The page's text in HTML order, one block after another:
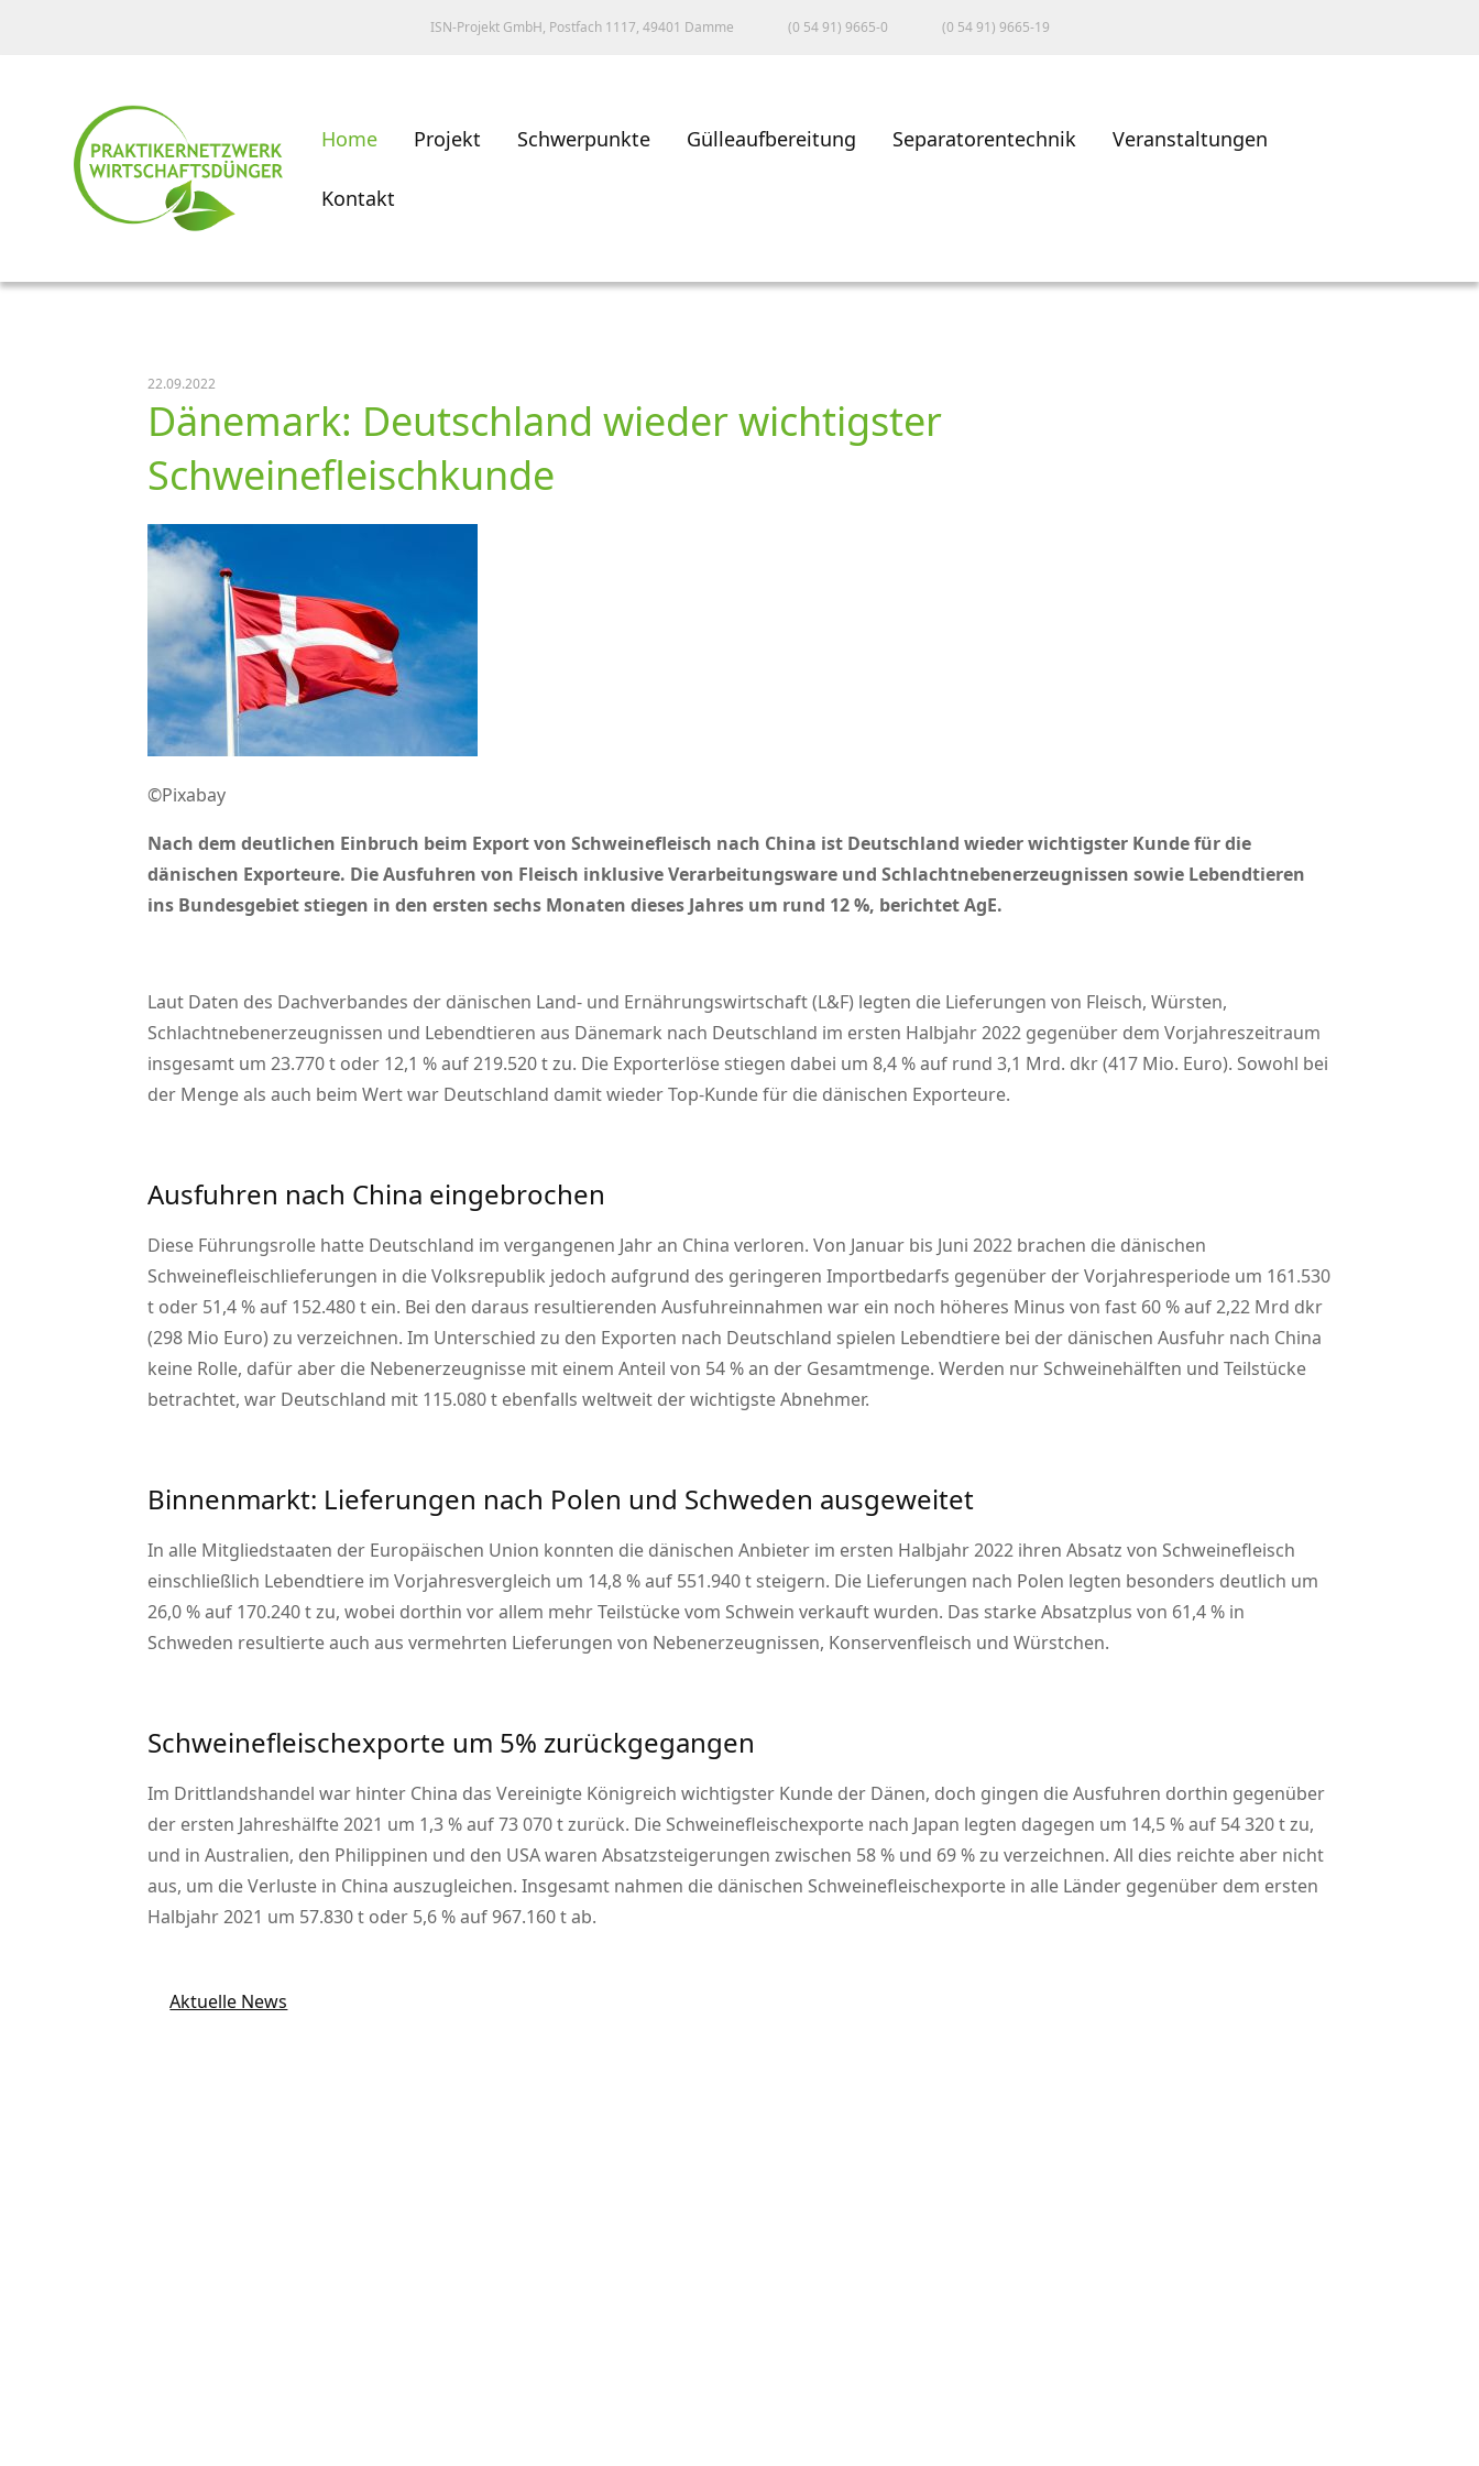
ISN-Projekt GmbH, Postfach 1117, 49401 Damme (0 54 91) 9665-0 (0 54 91) 9665-19
Home Projekt Schwerpunkte Gülleaufbereitung Separatorentechnik Veranstaltungen
Kontakt
22.09.2022
Dänemark: Deutschland wieder wichtigster
Schweinefleischkunde
©Pixabay
Nach dem deutlichen Einbruch beim Export von Schweinefleisch nach China ist Deutschland wieder wichtigster Kunde für die
dänischen Exporteure. Die Ausfuhren von Fleisch inklusive Verarbeitungsware und Schlachtnebenerzeugnissen sowie Lebendtieren
ins Bundesgebiet stiegen in den ersten sechs Monaten dieses Jahres um rund 12 %, berichtet AgE.
Laut Daten des Dachverbandes der dänischen Land- und Ernährungswirtschaft (L&F) legten die Lieferungen von Fleisch, Würsten,
Schlachtnebenerzeugnissen und Lebendtieren aus Dänemark nach Deutschland im ersten Halbjahr 2022 gegenüber dem Vorjahreszeitraum
insgesamt um 23.770 t oder 12,1 % auf 219.520 t zu. Die Exporterlöse stiegen dabei um 8,4 % auf rund 3,1 Mrd. dkr (417 Mio. Euro). Sowohl bei
der Menge als auch beim Wert war Deutschland damit wieder Top-Kunde für die dänischen Exporteure.
Ausfuhren nach China eingebrochen
Diese Führungsrolle hatte Deutschland im vergangenen Jahr an China verloren. Von Januar bis Juni 2022 brachen die dänischen
Schweinefleischlieferungen in die Volksrepublik jedoch aufgrund des geringeren Importbedarfs gegenüber der Vorjahresperiode um 161.530
t oder 51,4 % auf 152.480 t ein. Bei den daraus resultierenden Ausfuhreinnahmen war ein noch höheres Minus von fast 60 % auf 2,22 Mrd dkr
(298 Mio Euro) zu verzeichnen. Im Unterschied zu den Exporten nach Deutschland spielen Lebendtiere bei der dänischen Ausfuhr nach China
keine Rolle, dafür aber die Nebenerzeugnisse mit einem Anteil von 54 % an der Gesamtmenge. Werden nur Schweinehälften und Teilstücke
betrachtet, war Deutschland mit 115.080 t ebenfalls weltweit der wichtigste Abnehmer.
Binnenmarkt: Lieferungen nach Polen und Schweden ausgeweitet
In alle Mitgliedstaaten der Europäischen Union konnten die dänischen Anbieter im ersten Halbjahr 2022 ihren Absatz von Schweinefleisch
einschließlich Lebendtiere im Vorjahresvergleich um 14,8 % auf 551.940 t steigern. Die Lieferungen nach Polen legten besonders deutlich um
26,0 % auf 170.240 t zu, wobei dorthin vor allem mehr Teilstücke vom Schwein verkauft wurden. Das starke Absatzplus von 61,4 % in
Schweden resultierte auch aus vermehrten Lieferungen von Nebenerzeugnissen, Konservenfleisch und Würstchen.
Schweinefleischexporte um 5% zurückgegangen
Im Drittlandshandel war hinter China das Vereinigte Königreich wichtigster Kunde der Dänen, doch gingen die Ausfuhren dorthin gegenüber
der ersten Jahreshälfte 2021 um 1,3 % auf 73 070 t zurück. Die Schweinefleischexporte nach Japan legten dagegen um 14,5 % auf 54 320 t zu,
und in Australien, den Philippinen und den USA waren Absatzsteigerungen zwischen 58 % und 69 % zu verzeichnen. All dies reichte aber nicht
aus, um die Verluste in China auszugleichen. Insgesamt nahmen die dänischen Schweinefleischexporte in alle Länder gegenüber dem ersten
Halbjahr 2021 um 57.830 t oder 5,6 % auf 967.160 t ab.
Aktuelle News